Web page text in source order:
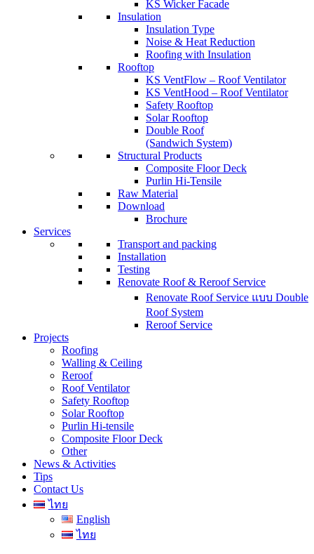
KS Wicker Facade
Insulation
Insulation Type
Noise & Heat Reduction
Roofing with Insulation
Rooftop
KS VentFlow – Roof Ventilator
KS VentHood – Roof Ventilator
Safety Rooftop
Solar Rooftop
Double Roof
(Sandwich System)
Structural Products
Composite Floor Deck
Purlin Hi-Tensile
Raw Material
Download
Brochure
Services
Transport and packing
Installation
Testing
Renovate Roof & Reroof Service
Renovate Roof Service แบบ Double
Roof System
Reroof Service
Projects
Roofing
Walling & Ceiling
Reroof
Roof Ventilator
Safety Rooftop
Solar Rooftop
Purlin Hi-tensile
Composite Floor Deck
Other
News & Activities
Tips
Contact Us
ไทย
English
ไทย